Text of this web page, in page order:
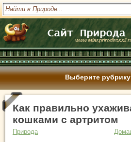
Выберите
Как правильно
кошками с артритом
Природа